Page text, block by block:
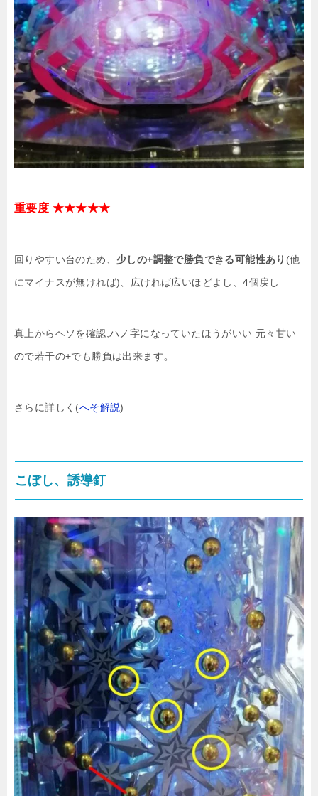
重要度 ★★★★★
回りやすい台のため、 少しの+調整で勝負できる可能性あり (他
にマイナスが無ければ)、広ければ広いほどよし、4個戻し
真上からヘソを確認,ハノ字になっていたほうがいい 元々甘い
ので若干の+でも勝負は出来ます。
さらに詳しく(へそ解説)
こぼし、誘導釘